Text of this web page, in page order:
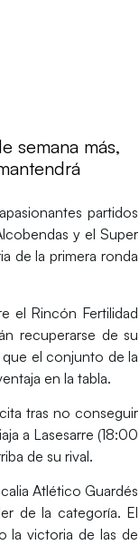
semana más,
partidos
y el Super
de la primera ronda
el Rincón Fertilidad
recuperarse de su
el conjunto de la
en la tabla.
tras no conseguir
a Lasesarre (18:00
de su rival.
Atlético Guardés
de la categoría. El
la victoria de las de